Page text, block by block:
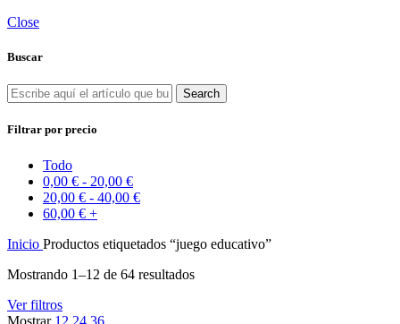
Close
Buscar
Search
Filtrar por precio
Todo
0,00 € - 20,00 €
20,00 € - 40,00 €
60,00 € +
Inicio Productos etiquetados “juego educativo”
Mostrando 1–12 de 64 resultados
Ver filtros
Mostrar 12 24 36